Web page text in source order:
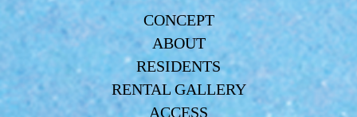
CONCEPT
ABOUT
RESIDENTS
RENTAL GALLERY
ACCESS